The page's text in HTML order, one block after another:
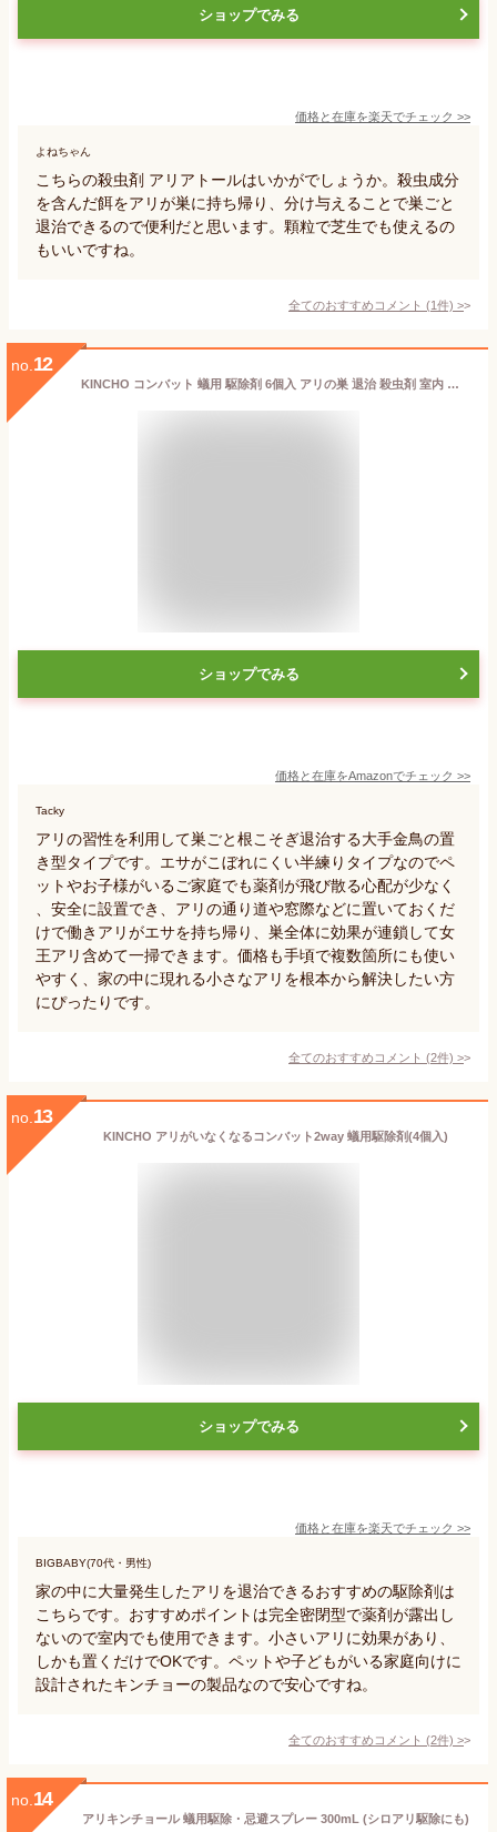
ショップでみる
価格と在庫を楽天でチェック >>
よねちゃん
こちらの殺虫剤 アリアトールはいかがでしょうか。殺虫成分
を含んだ餌をアリが巣に持ち帰り、分け与えることで巣ごと
退治できるので便利だと思います。顆粒で芝生でも使えるの
もいいですね。
全てのおすすめコメント (1件) >
no. 12
KINCHO コンバット 蟻用 駆除剤 6個入 アリの巣 退治 殺虫剤 室内 アリ退治
ショップでみる
価格と在庫をAmazonでチェック >>
Tacky
アリの習性を利用して巣ごと根こそぎ退治する大手金鳥の置
き型タイプです。エサがこぼれにくい半練りタイプなのでペ
ットやお子様がいるご家庭でも薬剤が飛び散る心配が少なく
、安全に設置でき、アリの通り道や窓際などに置いておくだ
けで働きアリがエサを持ち帰り、巣全体に効果が連鎖して女
王アリ含めて一掃できます。価格も手頃で複数箇所にも使い
やすく、家の中に現れる小さなアリを根本から解決したい方
にぴったりです。
全てのおすすめコメント (2件) >
no. 13
KINCHO アリがいなくなるコンバット2way 蟻用駆除剤(4個入)
ショップでみる
価格と在庫を楽天でチェック >>
BIGBABY(70代・男性)
家の中に大量発生したアリを退治できるおすすめの駆除剤は
こちらです。おすすめポイントは完全密閉型で薬剤が露出し
ないので室内でも使用できます。小さいアリに効果があり、
しかも置くだけでOKです。ペットや子どもがいる家庭向けに
設計されたキンチョーの製品なので安心ですね。
全てのおすすめコメント (2件) >
no. 14
アリキンチョール 蟻用駆除・忌避スプレー 300mL (シロアリ駆除にも)